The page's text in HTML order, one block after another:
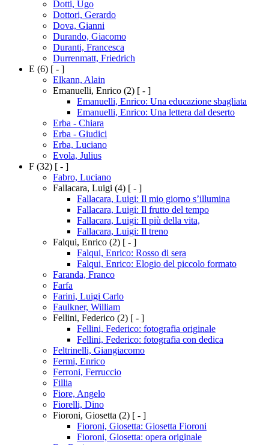
Dotti, Ugo
Dottori, Gerardo
Dova, Gianni
Durando, Giacomo
Duranti, Francesca
Durrenmatt, Friedrich
E (6) [ - ]
Elkann, Alain
Emanuelli, Enrico (2) [ - ]
Emanuelli, Enrico: Una educazione sbagliata
Emanuelli, Enrico: Una lettera dal deserto
Erba - Chiara
Erba - Giudici
Erba, Luciano
Evola, Julius
F (32) [ - ]
Fabro, Luciano
Fallacara, Luigi (4) [ - ]
Fallacara, Luigi: Il mio giorno s’illumina
Fallacara, Luigi: Il frutto del tempo
Fallacara, Luigi: Il più della vita,
Fallacara, Luigi: Il treno
Falqui, Enrico (2) [ - ]
Falqui, Enrico: Rosso di sera
Falqui, Enrico: Elogio del piccolo formato
Faranda, Franco
Farfa
Farini, Luigi Carlo
Faulkner, William
Fellini, Federico (2) [ - ]
Fellini, Federico: fotografia originale
Fellini, Federico: fotografia con dedica
Feltrinelli, Giangiacomo
Fermi, Enrico
Ferroni, Ferruccio
Fillia
Fiore, Angelo
Fiorelli, Dino
Fioroni, Giosetta (2) [ - ]
Fioroni, Giosetta: Giosetta Fioroni
Fioroni, Giosetta: opera originale